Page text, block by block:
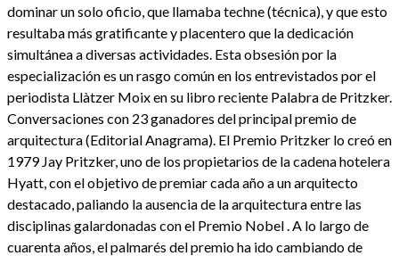
dominar un solo oficio, que llamaba techne (técnica), y que esto
resultaba más gratificante y placentero que la dedicación
simultánea a diversas actividades. Esta obsesión por la
especialización es un rasgo común en los entrevistados por el
periodista Llàtzer Moix en su libro reciente Palabra de Pritzker.
Conversaciones con 23 ganadores del principal premio de
arquitectura (Editorial Anagrama). El Premio Pritzker lo creó en
1979 Jay Pritzker, uno de los propietarios de la cadena hotelera
Hyatt, con el objetivo de premiar cada año a un arquitecto
destacado, paliando la ausencia de la arquitectura entre las
disciplinas galardonadas con el Premio Nobel . A lo largo de
cuarenta años, el palmarés del premio ha ido cambiando de